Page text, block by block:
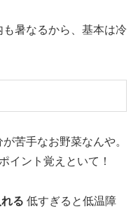
暑なるから、基本は冷
苦手なお野菜なんや。
イント覚えといて！
る 低すぎると低温障